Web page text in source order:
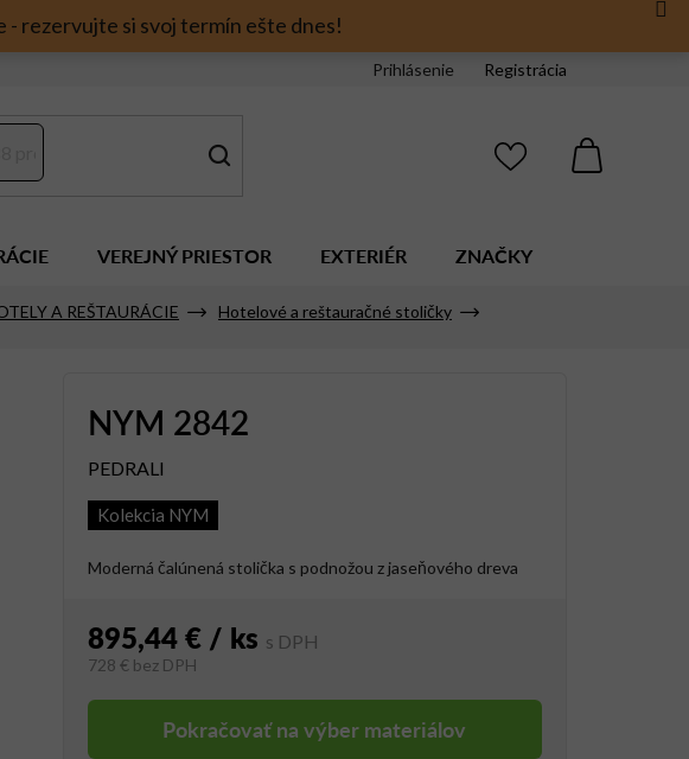
rezervujte si svoj termín ešte dnes!
Prihlásenie Registrácia
VEREJNÝ PRIESTOR EXTERIÉR ZNAČKY
A REŠTAURÁCIE
Hotelové a reštauračné stoličky
NYM 2842
PEDRALI
Kolekcia NYM
Moderná čalúnená stolička s podnožou z jaseňového dreva
895,44 € / ks
728 €bez DPH
Pokračovať na výber materiálov